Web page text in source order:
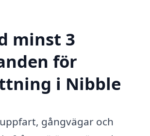
minst 3
för
i Nibble
gångvägar och